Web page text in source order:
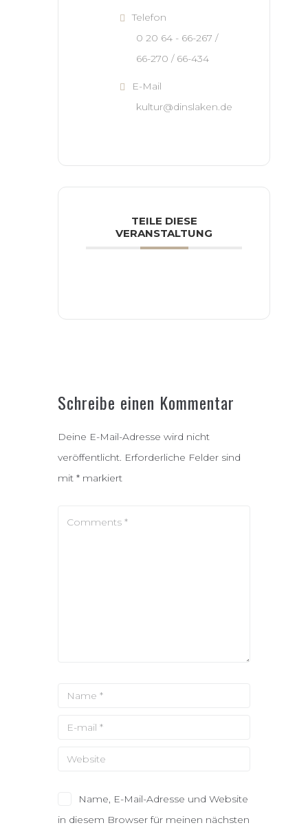
Telefon
0 20 64 - 66-267 /
66-270 / 66-434
E-Mail
kultur@dinslaken.de
TEILE DIESE
VERANSTALTUNG
Schreibe einen Kommentar
Deine E-Mail-Adresse wird nicht
veröffentlicht. Erforderliche Felder sind
mit * markiert
Name, E-Mail-Adresse und Website
in diesem Browser für meinen nächsten